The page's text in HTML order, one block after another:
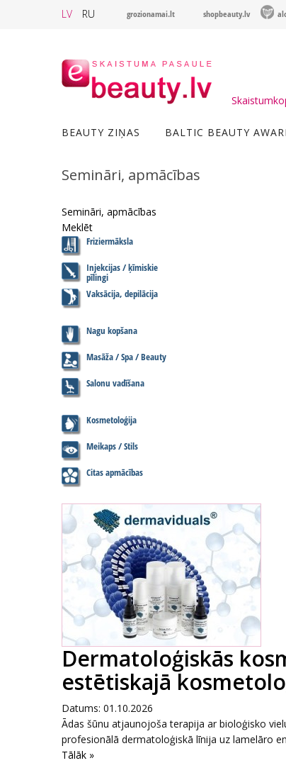
LV RU grozionamai.lt shopbeauty.lv
BEAUTY ZIŅAS BALTIC BEAUTY
Semināri, apmācības
Semināri, apmācības
Meklēt
Friziermāksla
Injekcijas / ķīmiskie
pīlingi
Vaksācija, depilācija
Nagu kopšana
Masāža / Spa / Beauty
Salonu vadīšana
Kosmetoloģija
Meikaps / Stils
Citas apmācības
Dermatoloģiskās
estētiskajā
Datums: 01.10.2026
Ādas šūnu atjaunojoša terapija ar bioloģisko
profesionālā dermatoloģiskā līnija uz lamelāro
Tālāk »